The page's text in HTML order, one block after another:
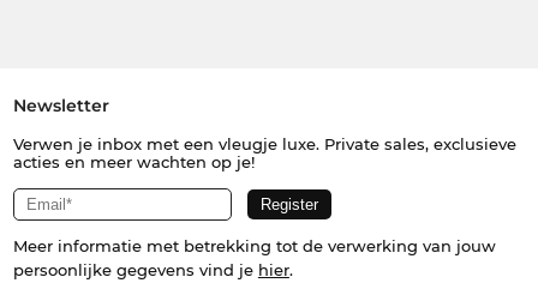
Newsletter
Verwen je inbox met een vleugje luxe. Private sales, exclusieve
acties en meer wachten op je!
Meer informatie met betrekking tot de verwerking van jouw
persoonlijke gegevens vind je hier.